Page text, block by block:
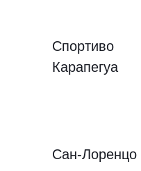
Спортиво
Карапегуа
Сан-Лоренцо